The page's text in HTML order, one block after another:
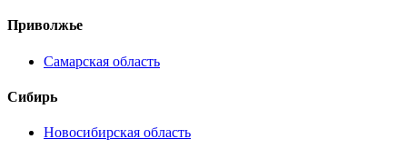
Приволжье
Самарская область
Сибирь
Новосибирская область